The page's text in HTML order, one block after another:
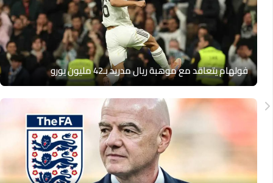
فولهام يتعاقد مع موهبة ريال مدريد بـ42 مليون يورو